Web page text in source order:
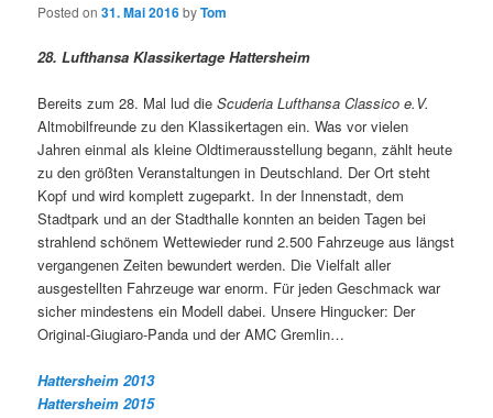
Posted on31. Mai 2016byTom
28. Lufthansa Klassikertage Hattersheim
Bereits zum 28. Mal lud dieScuderia Lufthansa Classico e.V.
Altmobilfreunde zu den Klassikertagen ein. Was vor vielen
Jahren einmal als kleine Oldtimerausstellung begann, zählt heute
zu den größten Veranstaltungen in Deutschland. Der Ort steht
Kopf und wird komplett zugeparkt. In der Innenstadt, dem
Stadtpark und an der Stadthalle konnten an beiden Tagen bei
strahlend schönem Wettewieder rund 2.500 Fahrzeuge aus längst
vergangenen Zeiten bewundert werden. Die Vielfalt aller
ausgestellten Fahrzeuge war enorm. Für jeden Geschmack war
sicher mindestens ein Modell dabei. Unsere Hingucker: Der
Original-Giugiaro-Panda und der AMC Gremlin…
Hattersheim 2013
Hattersheim 2015